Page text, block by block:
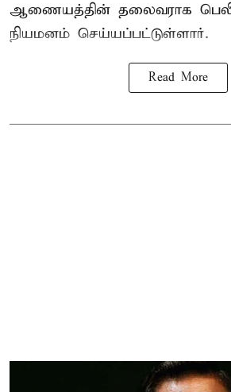
ஆணையத்தின் தலைவராக
நியமனம் செய்யப்பட்டுள்ளார்.
Read More